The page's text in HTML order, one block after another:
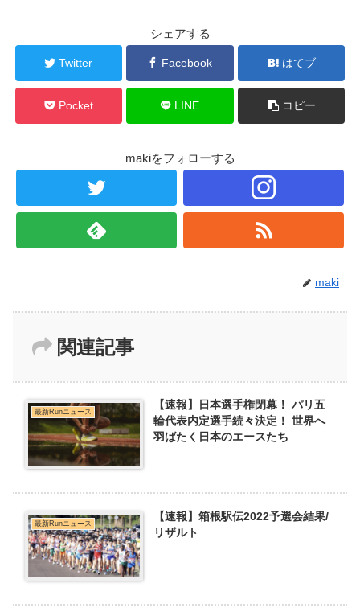
シェアする
Twitter Facebook はてブ
Pocket LINE コピー
makiをフォローする
maki
関連記事
最新Runニュース
【速報】日本選手権閉幕！ パリ五
輪代表内定選手続々決定！ 世界へ
羽ばたく日本のエースたち
最新Runニュース
【速報】箱根駅伝2022予選会結果/
リザルト